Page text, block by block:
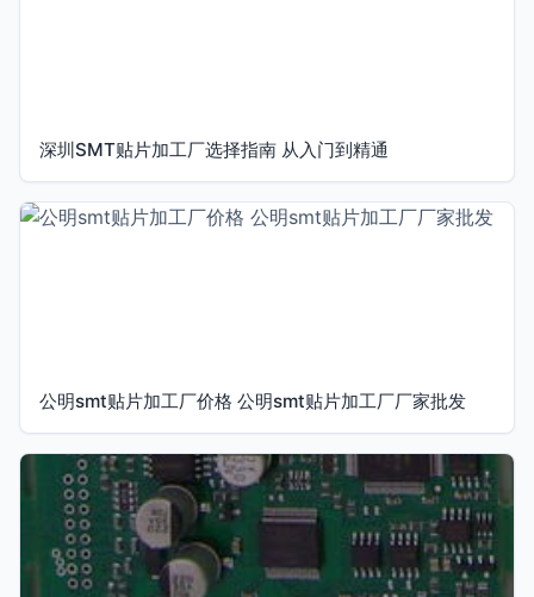
深圳SMT贴片加工厂选择指南 从入门到精通
公明smt贴片加工厂价格 公明smt贴片加工厂厂家批发